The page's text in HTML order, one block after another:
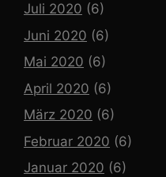
Juli 2020 (6)
Juni 2020 (6)
Mai 2020 (6)
April 2020 (6)
März 2020 (6)
Februar 2020 (6)
Januar 2020 (6)